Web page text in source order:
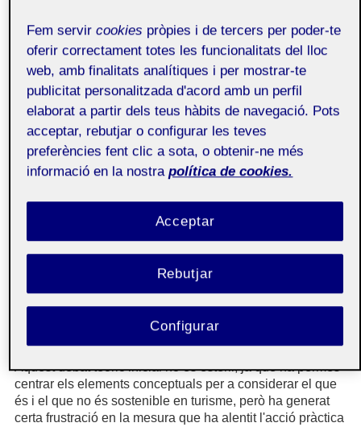
desenvolupament sostenible tenint en compte la
tendència inherent al creixement econòmic d'aquest
sector i la naturalesa dependent de la lògica de producció
del turisme a escala global (Sharpley, 2000). Aquest
debat iniciat fa vint anys es va anar estirant de manera
que, si bé ha generat un corpus teòric complet capaç de
cimentar els fonaments de la sostenibilitat com a
paradigma científic, ha estat poc útil per a proposar
solucions pràctiques des de la sostenibilitat als
del creixement paradigmàtic de la sostenibilitat ha estat
l'ús indiscriminat i gratuït del terme en multitud de
documents i propostes de desenvolupament turístic. Les
iniciatives del sector privat que cauen en la categoria del
o les propostes de desenvolupament
sostenible de destinacions sense una estratègia política
associada són exemples de la consideració de la
sostenibilitat com un paraigües de conceptes o, encara
pitjor, com una moda.
Aquest debat teòric inicial no és estèril, ja que ha permès
centrar els elements conceptuals per a considerar el que
és i el que no és sostenible en turisme, però ha generat
certa frustració en la mesura que ha alentit l'acció pràctica
Fem servircookies pròpies i de tercers per poder-te
oferir correctament totes les funcionalitats del lloc
web, amb finalitats analítiques i per mostrar-te
publicitat personalitzada d'acord amb un perfil
elaborat a partir dels teus hàbits de navegació. Pots
acceptar, rebutjar o configurar les teves
preferències fent clic a sota, o obtenir-ne més
informació en la nostra política de cookies.
Rebutjar
Acceptar
Configurar